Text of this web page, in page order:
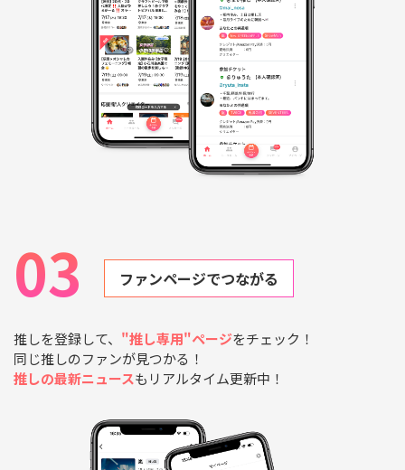
03 ファンページでつながる
推しを登録して、 "推し専用"ページをチェック！
同じ推しのファンが見つかる！
推しの最新ニュースもリアルタイム更新中！